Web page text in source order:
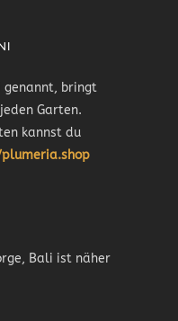
genannt, bringt
Garten.
kannst du
Bali ist näher